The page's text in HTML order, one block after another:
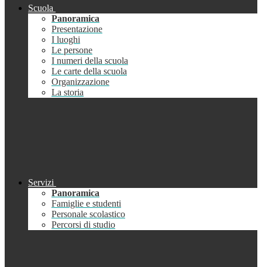
Scuola
Panoramica
Presentazione
I luoghi
Le persone
I numeri della scuola
Le carte della scuola
Organizzazione
La storia
Servizi
Panoramica
Famiglie e studenti
Personale scolastico
Percorsi di studio